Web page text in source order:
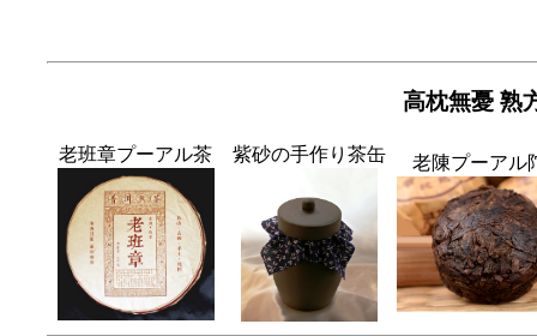
高枕無憂 熟
老班章プーアル茶 紫砂の手作り茶缶 老陳プーアル